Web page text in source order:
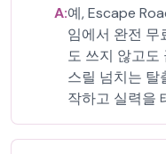
A:예, Escape
임에서 완전 무
도 쓰지 않고도
스릴 넘치는 탈
작하고 실력을